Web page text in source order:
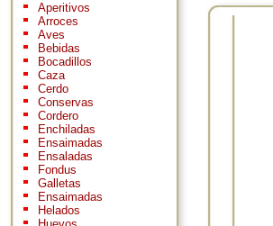
Aperitivos
Arroces
Aves
Bebidas
Bocadillos
Caza
Cerdo
Conservas
Cordero
Enchiladas
Ensaimadas
Ensaladas
Fondus
Galletas
Ensaimadas
Helados